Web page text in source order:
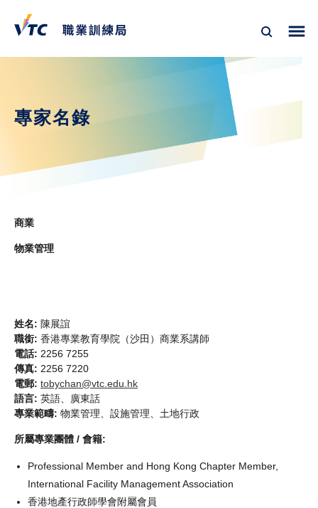
專家名錄
商業
物業管理
姓名: 陳展誼
職銜: 香港專業教育學院（沙田）商業系講師
電話: 2256 7255
傳真: 2256 7220
電郵: tobychan@vtc.edu.hk
語言: 英語、廣東話
專業範疇: 物業管理、設施管理、土地行政
所屬專業團體 / 會籍:
Professional Member and Hong Kong Chapter Member,
International Facility Management Association
香港地產行政師學會附屬會員